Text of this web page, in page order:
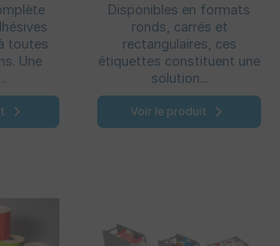
toutes
Une
Disponibles en formats
ronds, carrés et
rectangulaires, ces
étiquettes constituent une
solution...
Voir le produit